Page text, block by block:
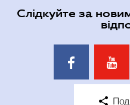
Слідкуйте за